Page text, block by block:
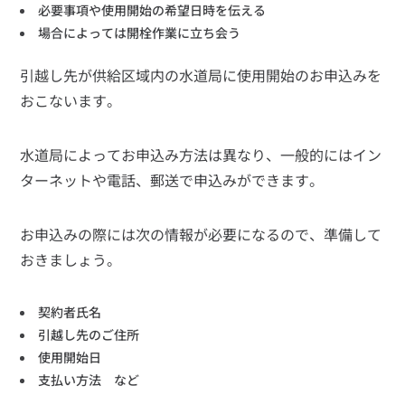
必要事項や使用開始の希望日時を伝える
場合によっては開栓作業に立ち会う
引越し先が供給区域内の水道局に使用開始のお申込みを
おこないます。
水道局によってお申込み方法は異なり、一般的にはイン
ターネットや電話、郵送で申込みができます。
お申込みの際には次の情報が必要になるので、準備して
おきましょう。
契約者氏名
引越し先のご住所
使用開始日
支払い方法 など